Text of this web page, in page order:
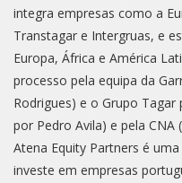
integra empresas como a
Transtagar e Intergruas, e
Europa, África e América
processo pela equipa da
Rodrigues) e o Grupo Tagar
por Pedro Avila) e pela CNA
Atena Equity Partners é
investe em empresas